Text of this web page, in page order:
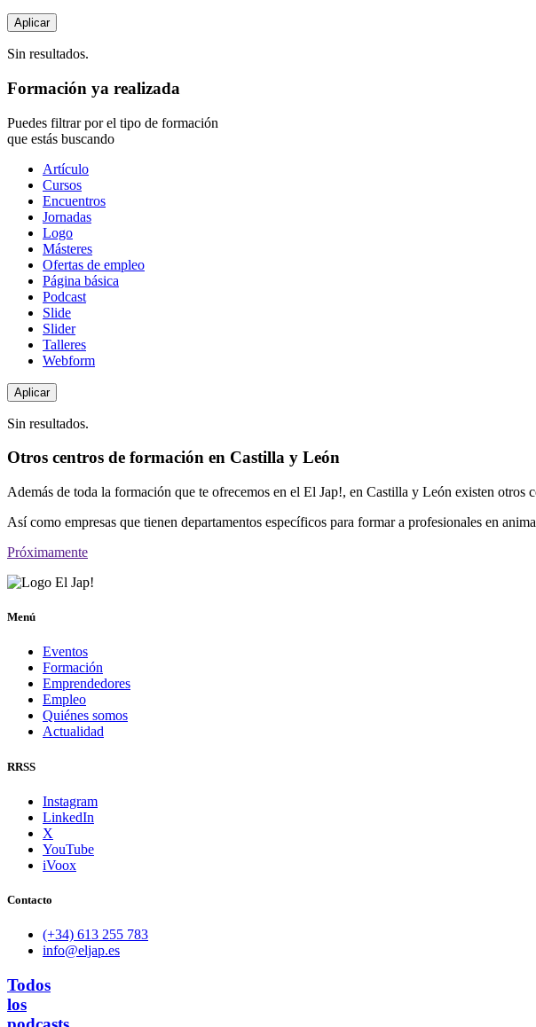
Sin resultados.
Formación ya realizada
Puedes filtrar por el tipo de formación
que estás buscando
Tipo
contenido
Artículo
Cursos
Encuentros
Jornadas
Logo
Másteres
Ofertas de empleo
Página básica
Podcast
Slide
Slider
Talleres
Webform
Sin resultados.
Otros centros de formación en Castilla y León
Además de toda la formación que te ofrecemos en el El Jap!, en Castilla y León existen otros
Así como empresas que tienen departamentos específicos para formar a profesionales en
Próximamente
Menú
Eventos
Formación
Emprendedores
Empleo
Quiénes somos
Actualidad
RRSS
Instagram
LinkedIn
X
YouTube
iVoox
Contacto
(+34) 613 255 783
info@eljap.es
Todos
los